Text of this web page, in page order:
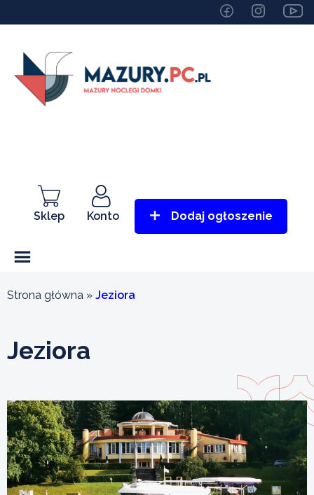
Sklep Konto Dodaj ogłoszenie
Strona główna » Jeziora
Jeziora